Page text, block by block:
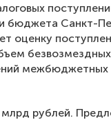
бюджета Санкт-
оценку
безвозмездных
рублей.